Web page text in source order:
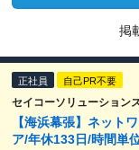
掲
正社員 自己PR不要
セイコーソリューション
【海浜幕張】ネット
ア/年休133日/時間単